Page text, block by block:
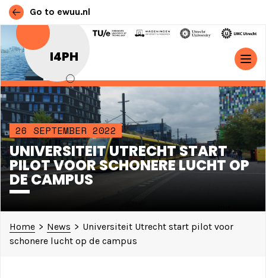
Go to ewuu.nl
I4PH
Skip to content
MAIN NAVIGATION
26 SEPTEMBER 2022
UNIVERSITEIT UTRECHT START
PILOT VOOR SCHONERE LUCHT OP
DE CAMPUS
Home > News > Universiteit Utrecht start pilot voor
schonere lucht op de campus